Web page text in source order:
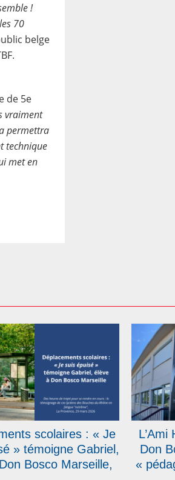
!
70
belge
de 5e
vraiment
permettra
technique
met en
scolaires : « Je
» témoigne Gabriel,
Bosco Marseille,
L’Ami
Don
«